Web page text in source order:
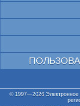
© 1997—2026 Электронное